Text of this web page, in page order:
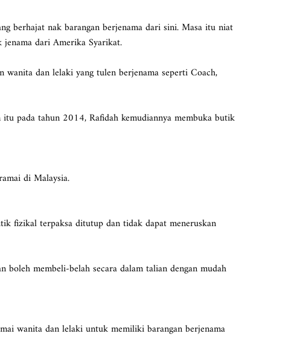
berhajat nak barangan berjenama dari sini. Masa itu niat
dari Amerika Syarikat.
wanita dan lelaki yang tulen berjenama seperti Coach,
itu pada tahun 2014, Rafidah kemudiannya membuka butik
di Malaysia.
fizikal terpaksa ditutup dan tidak dapat meneruskan
membeli-belah secara dalam talian dengan mudah
wanita dan lelaki untuk memiliki barangan berjenama